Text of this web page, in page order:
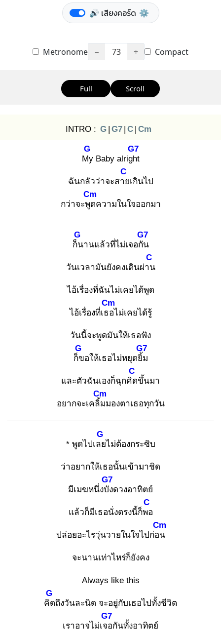
🔊 เสียงคอร์ด ⚙️
Metronome − 73 + Compact
Full Scroll
INTRO : G | G7 | C | Cm
My
G
Baby alright
G7
ฉันกลัวว่าจะสาย
C
เกินไป
กว่าจะพูด
Cm
ความในใจออกมา
ก็น
G
านแล้วที่ไม่เจอกัน
G7
วันเวลามันยังคงเดินผ่าน
C
ไอ้เรื่องที่ฉันไม่เคยได้พูด
ไอ้เรื่องที่เธอ
Cm
ไม่เคยได้รู้
วันนี้จะพูดมันให้เธอฟัง
ก็ข
G
อให้เธอไม่หยุดยิ้ม
G7
และตัวฉันเองก็ฉุกคิด
C
ขึ้นมา
อยากจะเคลิ้ม
Cm
มองตาเธอทุกวัน
* พูดไปเลย
G
ไม่ต้องกระซิบ
ว่าอยากให้เธอนั้นเข้ามาชิด
มีเมฆหนึ่งบัง
G7
ดวงอาทิตย์
แล้วก็มีเธอนั่งตรงนี้ก็พอ
C
ปล่อยอะไรวุ่นวายในใจไปก่อน
Cm
จะนานเท่าไหร่ก็ยังคง
Always like this
คิด
G
ถึงวันละนิด จะอยู่กับเธอไปทั้งชีวิต
เราอาจไม่เจอ
G7
กันทั้งอาทิตย์